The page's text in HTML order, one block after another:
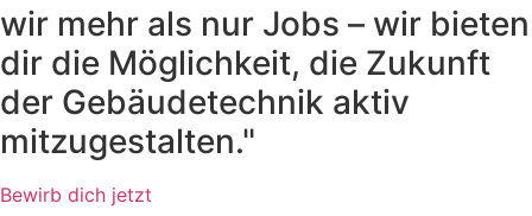
wir mehr als nur Jobs – wir bieten
dir die Möglichkeit, die Zukunft
der Gebäudetechnik aktiv
mitzugestalten."
Bewirb dich jetzt